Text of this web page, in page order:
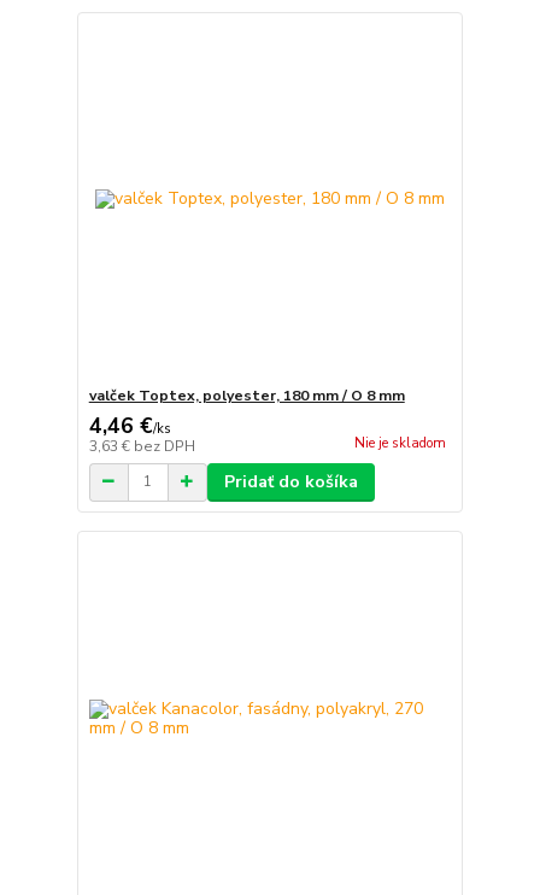
valček Toptex, polyester, 180 mm / O 8 mm
4,46 €/ks
3,63 € bez DPH Nie je skladom
Pridať do košíka